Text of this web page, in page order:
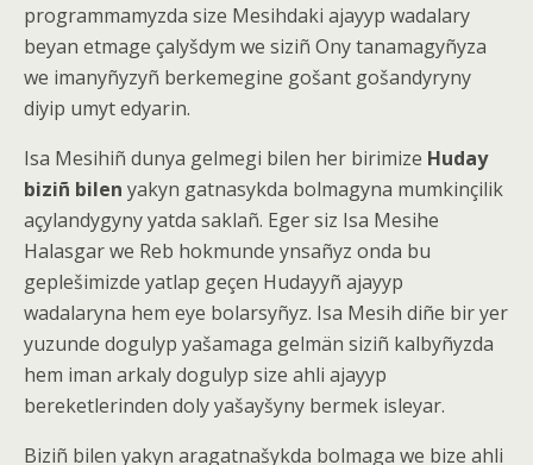
programmamyzda size Mesihdaki ajayyp wadalary
beyan etmage çalyšdym we siziñ Ony tanamagyñyza
we imanyñyzyñ berkemegine gošant gošandyryny
diyip umyt edyarin.
Isa Mesihiñ dunya gelmegi bilen her birimize Huday
biziñ bilen yakyn gatnasykda bolmagyna mumkinçilik
açylandygyny yatda saklañ. Eger siz Isa Mesihe
Halasgar we Reb hokmunde ynsañyz onda bu
geplešimizde yatlap geçen Hudayyñ ajayyp
wadalaryna hem eye bolarsyñyz. Isa Mesih diñe bir yer
yuzunde dogulyp yašamaga gelmän siziñ kalbyñyzda
hem iman arkaly dogulyp size ahli ajayyp
bereketlerinden doly yašayšyny bermek isleyar.
Biziñ bilen yakyn aragatnašykda bolmaga we bize ahli